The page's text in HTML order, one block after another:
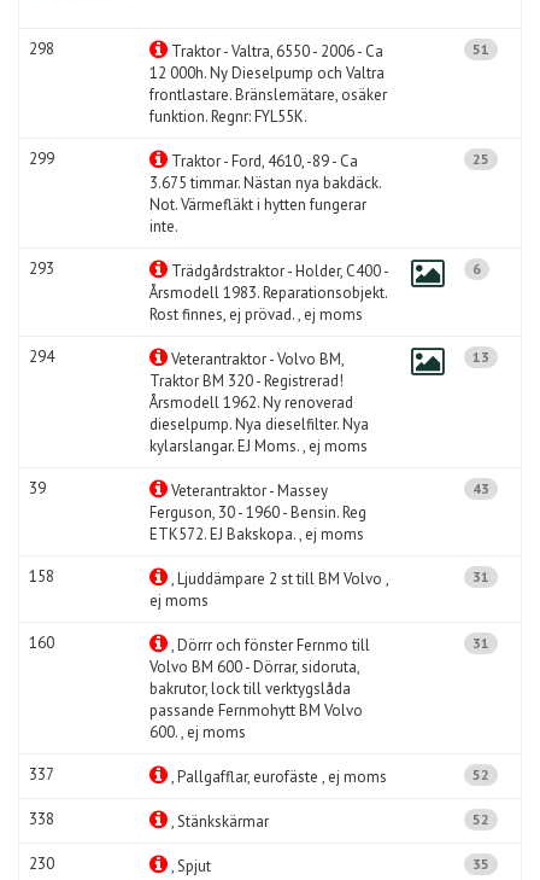
298
Traktor - Valtra, 6550 - 2006 - Ca
12 000h. Ny Dieselpump och Valtra
frontlastare. Bränslemätare, osäker
funktion. Regnr: FYL55K.
51
299
Traktor - Ford, 4610, -89 - Ca
3.675 timmar. Nästan nya bakdäck.
Not. Värmefläkt i hytten fungerar
inte.
25
293
Trädgårdstraktor - Holder, C400 -
Årsmodell 1983. Reparationsobjekt.
Rost finnes, ej prövad. , ej moms
6
294
Veterantraktor - Volvo BM,
Traktor BM 320 - Registrerad!
Årsmodell 1962. Ny renoverad
dieselpump. Nya dieselfilter. Nya
kylarslangar. EJ Moms. , ej moms
13
39
Veterantraktor - Massey
Ferguson, 30 - 1960 - Bensin. Reg
ETK572. EJ Bakskopa. , ej moms
43
158
, Ljuddämpare 2 st till BM Volvo ,
ej moms
31
160
, Dörrr och fönster Fernmo till
Volvo BM 600 - Dörrar, sidoruta,
bakrutor, lock till verktygslåda
passande Fernmohytt BM Volvo
600. , ej moms
31
337 , Pallgafflar, eurofäste , ej moms 52
338 , Stänkskärmar 52
230 , Spjut 35